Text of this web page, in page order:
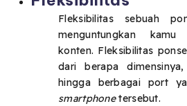
Fleksibilitas sebuah
menguntungkan
konten. Fleksibilitas
dari berapa
hingga berbagai port
smartphonetersebut.